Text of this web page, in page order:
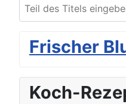
Frischer
Koch-